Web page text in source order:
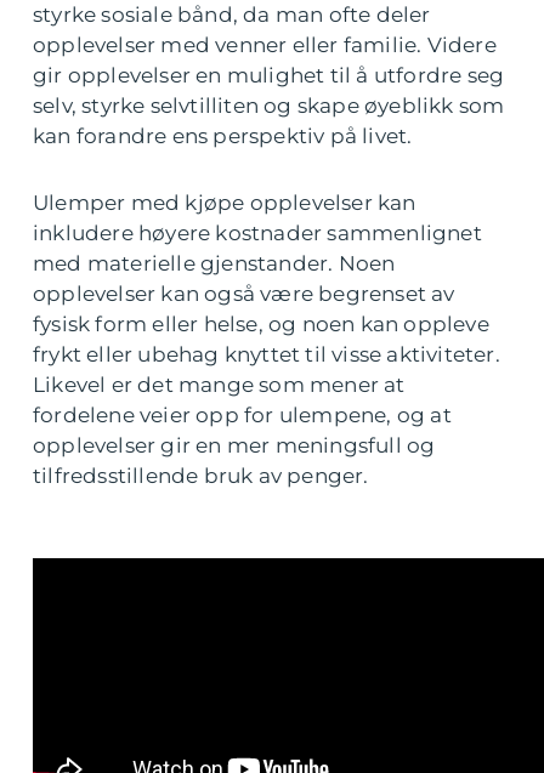
styrke sosiale bånd, da man ofte deler
opplevelser med venner eller familie. Videre
gir opplevelser en mulighet til å utfordre seg
selv, styrke selvtilliten og skape øyeblikk som
kan forandre ens perspektiv på livet.
Ulemper med kjøpe opplevelser kan
inkludere høyere kostnader sammenlignet
med materielle gjenstander. Noen
opplevelser kan også være begrenset av
fysisk form eller helse, og noen kan oppleve
frykt eller ubehag knyttet til visse aktiviteter.
Likevel er det mange som mener at
fordelene veier opp for ulempene, og at
opplevelser gir en mer meningsfull og
tilfredsstillende bruk av penger.